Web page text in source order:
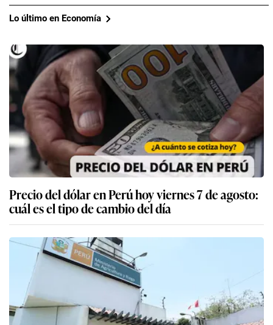
Lo último en Economía
Precio del dólar en Perú hoy viernes 7 de agosto:
cuál es el tipo de cambio del día